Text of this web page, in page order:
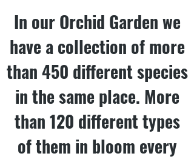
In our Orchid Garden we
have a collection of more
than 450 different species
in the same place. More
than 120 different types
of them in bloom every